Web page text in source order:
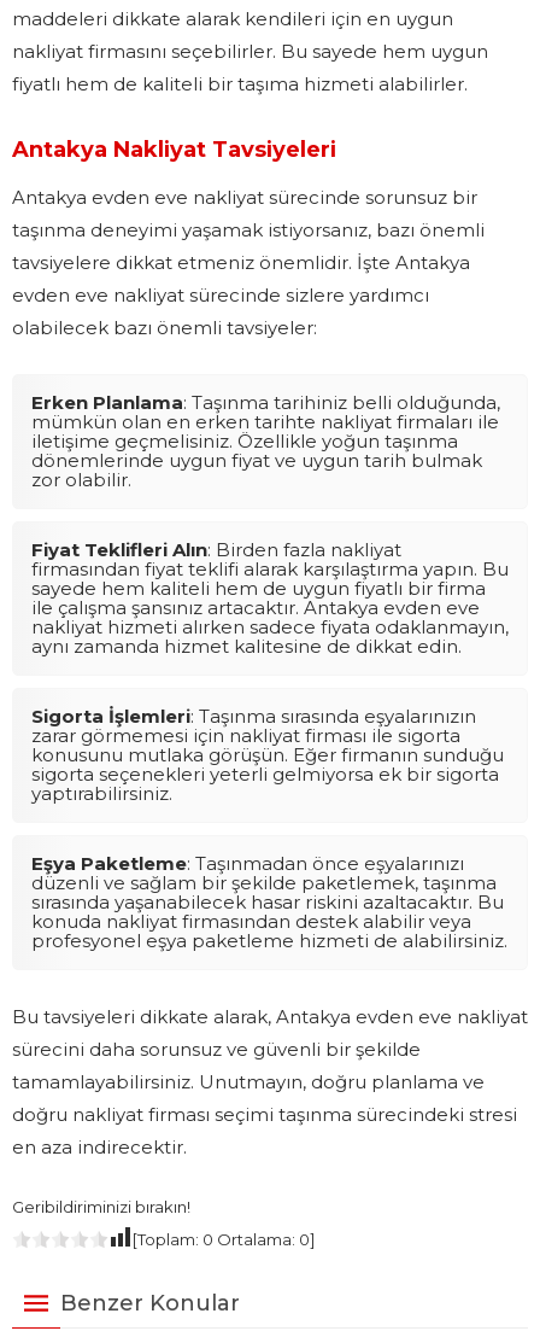
maddeleri dikkate alarak kendileri için en uygun
nakliyat firmasını seçebilirler. Bu sayede hem uygun
fiyatlı hem de kaliteli bir taşıma hizmeti alabilirler.
Antakya Nakliyat Tavsiyeleri
Antakya evden eve nakliyat sürecinde sorunsuz bir
taşınma deneyimi yaşamak istiyorsanız, bazı önemli
tavsiyelere dikkat etmeniz önemlidir. İşte Antakya
evden eve nakliyat sürecinde sizlere yardımcı
olabilecek bazı önemli tavsiyeler:
Erken Planlama: Taşınma tarihiniz belli olduğunda,
mümkün olan en erken tarihte nakliyat firmaları ile
iletişime geçmelisiniz. Özellikle yoğun taşınma
dönemlerinde uygun fiyat ve uygun tarih bulmak
zor olabilir.
Fiyat Teklifleri Alın: Birden fazla nakliyat
firmasından fiyat teklifi alarak karşılaştırma yapın. Bu
sayede hem kaliteli hem de uygun fiyatlı bir firma
ile çalışma şansınız artacaktır. Antakya evden eve
nakliyat hizmeti alırken sadece fiyata odaklanmayın,
aynı zamanda hizmet kalitesine de dikkat edin.
Sigorta İşlemleri: Taşınma sırasında eşyalarınızın
zarar görmemesi için nakliyat firması ile sigorta
konusunu mutlaka görüşün. Eğer firmanın sunduğu
sigorta seçenekleri yeterli gelmiyorsa ek bir sigorta
yaptırabilirsiniz.
Eşya Paketleme: Taşınmadan önce eşyalarınızı
düzenli ve sağlam bir şekilde paketlemek, taşınma
sırasında yaşanabilecek hasar riskini azaltacaktır. Bu
konuda nakliyat firmasından destek alabilir veya
profesyonel eşya paketleme hizmeti de alabilirsiniz.
Bu tavsiyeleri dikkate alarak, Antakya evden eve nakliyat
sürecini daha sorunsuz ve güvenli bir şekilde
tamamlayabilirsiniz. Unutmayın, doğru planlama ve
doğru nakliyat firması seçimi taşınma sürecindeki stresi
en aza indirecektir.
Geribildiriminizi bırakın!
[Toplam: 0 Ortalama: 0]
Benzer Konular